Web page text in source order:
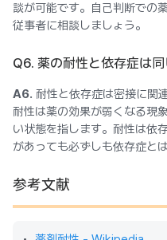
談が可能です。自己判断での
従事者に相談しましょう。
Q6. 薬の耐性と依存症は同
A6. 耐性と依存症は密接に関
耐性は薬の効果が弱くなる現
い状態を指します。耐性は依
があっても必ずしも依存症と
参考文献